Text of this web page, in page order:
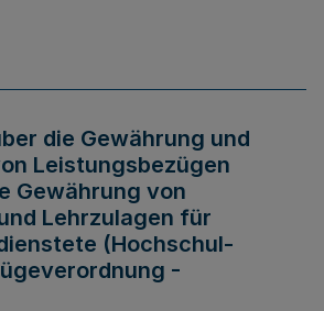
die Gewährung und
Leistungsbezügen
Gewährung von
Lehrzulagen für
(Hochschul-
-